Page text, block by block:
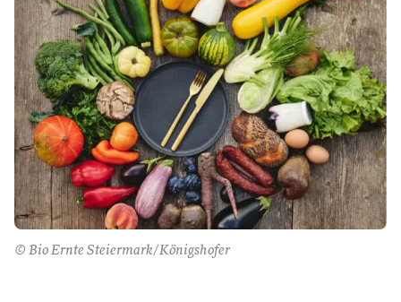
© Bio Ernte Steiermark/Königshofer